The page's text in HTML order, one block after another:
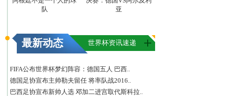
队
亚
最新动态 世界杯资讯速递
FIFA公布世界杯梦幻阵容：德国五人 巴西..
德国足协宣布主帅勒夫留任 将率队战2016..
巴西足协宣布新帅人选 邓加二进宫取代斯科拉..